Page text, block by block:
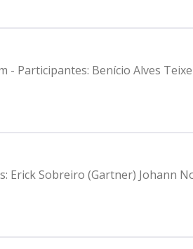
- Participantes: Benício Alves
Erick Sobreiro (Gartner) Johann